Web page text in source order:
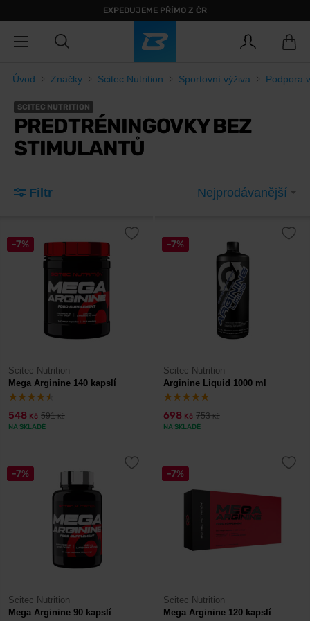
EXPEDUJEME PŘÍMO Z ČR
Úvod Značky Scitec Nutrition Sportovní výživa Podpora
SCITEC NUTRITION
PREDTRÉNINGOVKY BEZ
STIMULANTŮ
Filtr Nejprodávanější
-7%
Scitec Nutrition
Mega Arginine 140 kapslí
548 Kč 591Kč
NA SKLADĚ
-7%
Scitec Nutrition
Arginine Liquid 1000 ml
698 Kč 753Kč
NA SKLADĚ
-7%
Scitec Nutrition
Mega Arginine 90 kapslí
-7%
Scitec Nutrition
Mega Arginine 120 kapslí